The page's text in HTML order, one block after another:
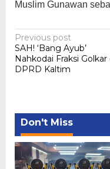
Muslim Gunawan
Post
navigation
Previous post
SAH! ‘Bang Ayub’
Nahkodai Fraksi Golkar
DPRD Kaltim
Don't Miss